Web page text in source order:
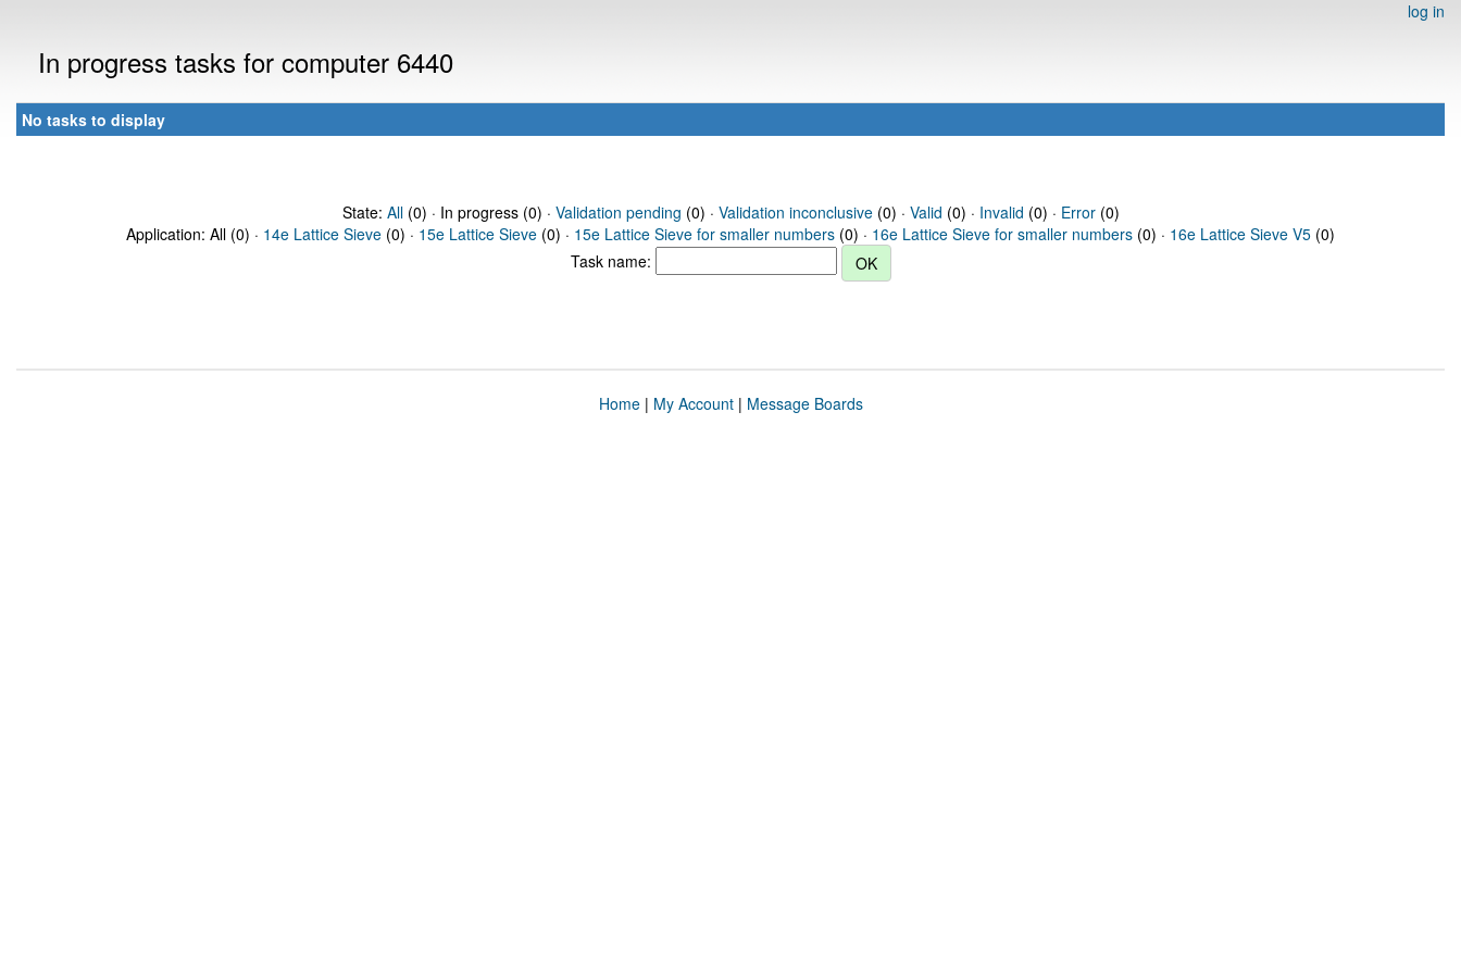
log in
In progress tasks for computer 6440
No tasks to display
State: All(0) · In progress (0) · Validation pending (0) · Validation inconclusive(0) · Valid (0) · Invalid (0) · Error(0)
Application: All (0) · 14e Lattice Sieve (0) · 15e Lattice Sieve (0) · 15e Lattice Sieve for smaller numbers (0) · 16e Lattice Sieve for smaller numbers (0) · 16e Lattice Sieve V5 (0)
Task name:
Home| My Account| Message Boards